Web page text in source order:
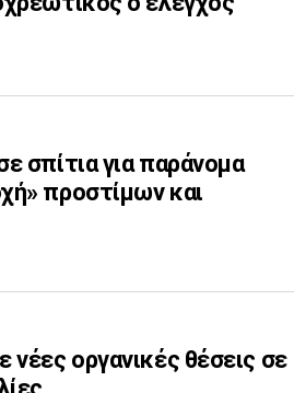
σπίτια για παράνομα
προστίμων και
νέες οργανικές θέσεις σε